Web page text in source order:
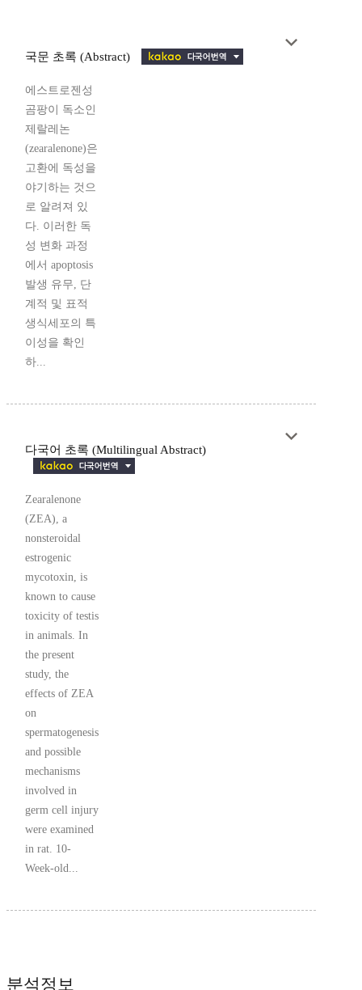
국문 초록 (Abstract)
에스트로젠성
곰팡이 독소인
제랄레논
(zearalenone)은
고환에 독성을
야기하는 것으
로 알려져 있
다. 이러한 독
성 변화 과정
에서 apoptosis
발생 유무, 단
계적 및 표적
생식세포의 특
이성을 확인
하...
다국어 초록 (Multilingual Abstract)
Zearalenone
(ZEA), a
nonsteroidal
estrogenic
mycotoxin, is
known to cause
toxicity of testis
in animals. In
the present
study, the
effects of ZEA
on
spermatogenesis
and possible
mechanisms
involved in
germ cell injury
were examined
in rat. 10-
Week-old...
분석정보